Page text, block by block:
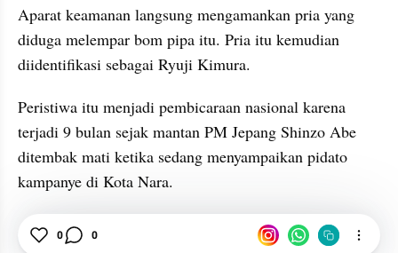
Aparat keamanan langsung mengamankan pria yang
diduga melempar bom pipa itu. Pria itu kemudian
diidentifikasi sebagai Ryuji Kimura.
Peristiwa itu menjadi pembicaraan nasional karena
terjadi 9 bulan sejak mantan PM Jepang Shinzo Abe
ditembak mati ketika sedang menyampaikan pidato
kampanye di Kota Nara.
Internasional Fumio Kishida
News
0 0